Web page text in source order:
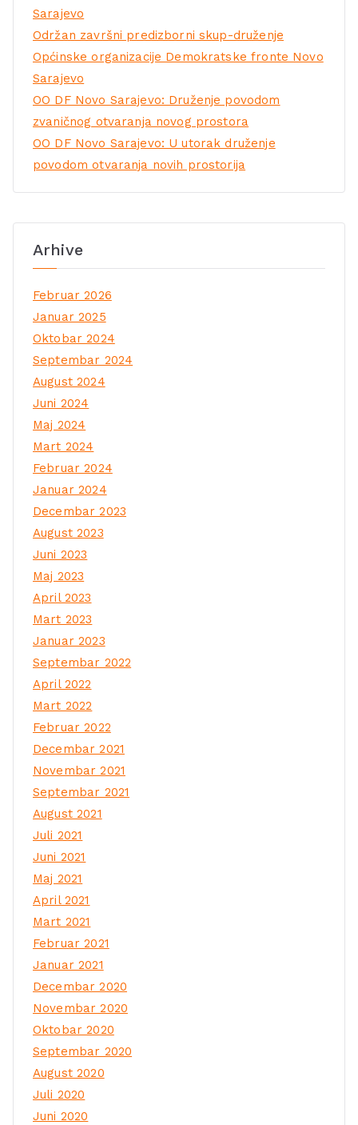
Sarajevo
Održan završni predizborni skup-druženje
Općinske organizacije Demokratske fronte Novo
Sarajevo
OO DF Novo Sarajevo: Druženje povodom
zvaničnog otvaranja novog prostora
OO DF Novo Sarajevo: U utorak druženje
povodom otvaranja novih prostorija
Arhive
Februar 2026
Januar 2025
Oktobar 2024
Septembar 2024
August 2024
Juni 2024
Maj 2024
Mart 2024
Februar 2024
Januar 2024
Decembar 2023
August 2023
Juni 2023
Maj 2023
April 2023
Mart 2023
Januar 2023
Septembar 2022
April 2022
Mart 2022
Februar 2022
Decembar 2021
Novembar 2021
Septembar 2021
August 2021
Juli 2021
Juni 2021
Maj 2021
April 2021
Mart 2021
Februar 2021
Januar 2021
Decembar 2020
Novembar 2020
Oktobar 2020
Septembar 2020
August 2020
Juli 2020
Juni 2020